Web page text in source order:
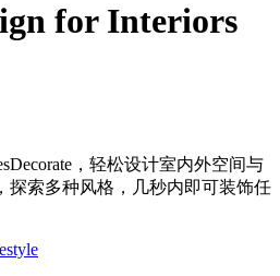
for Interiors
，轻松设计室内外空间与
探索多种风格，几秒内即可装饰任